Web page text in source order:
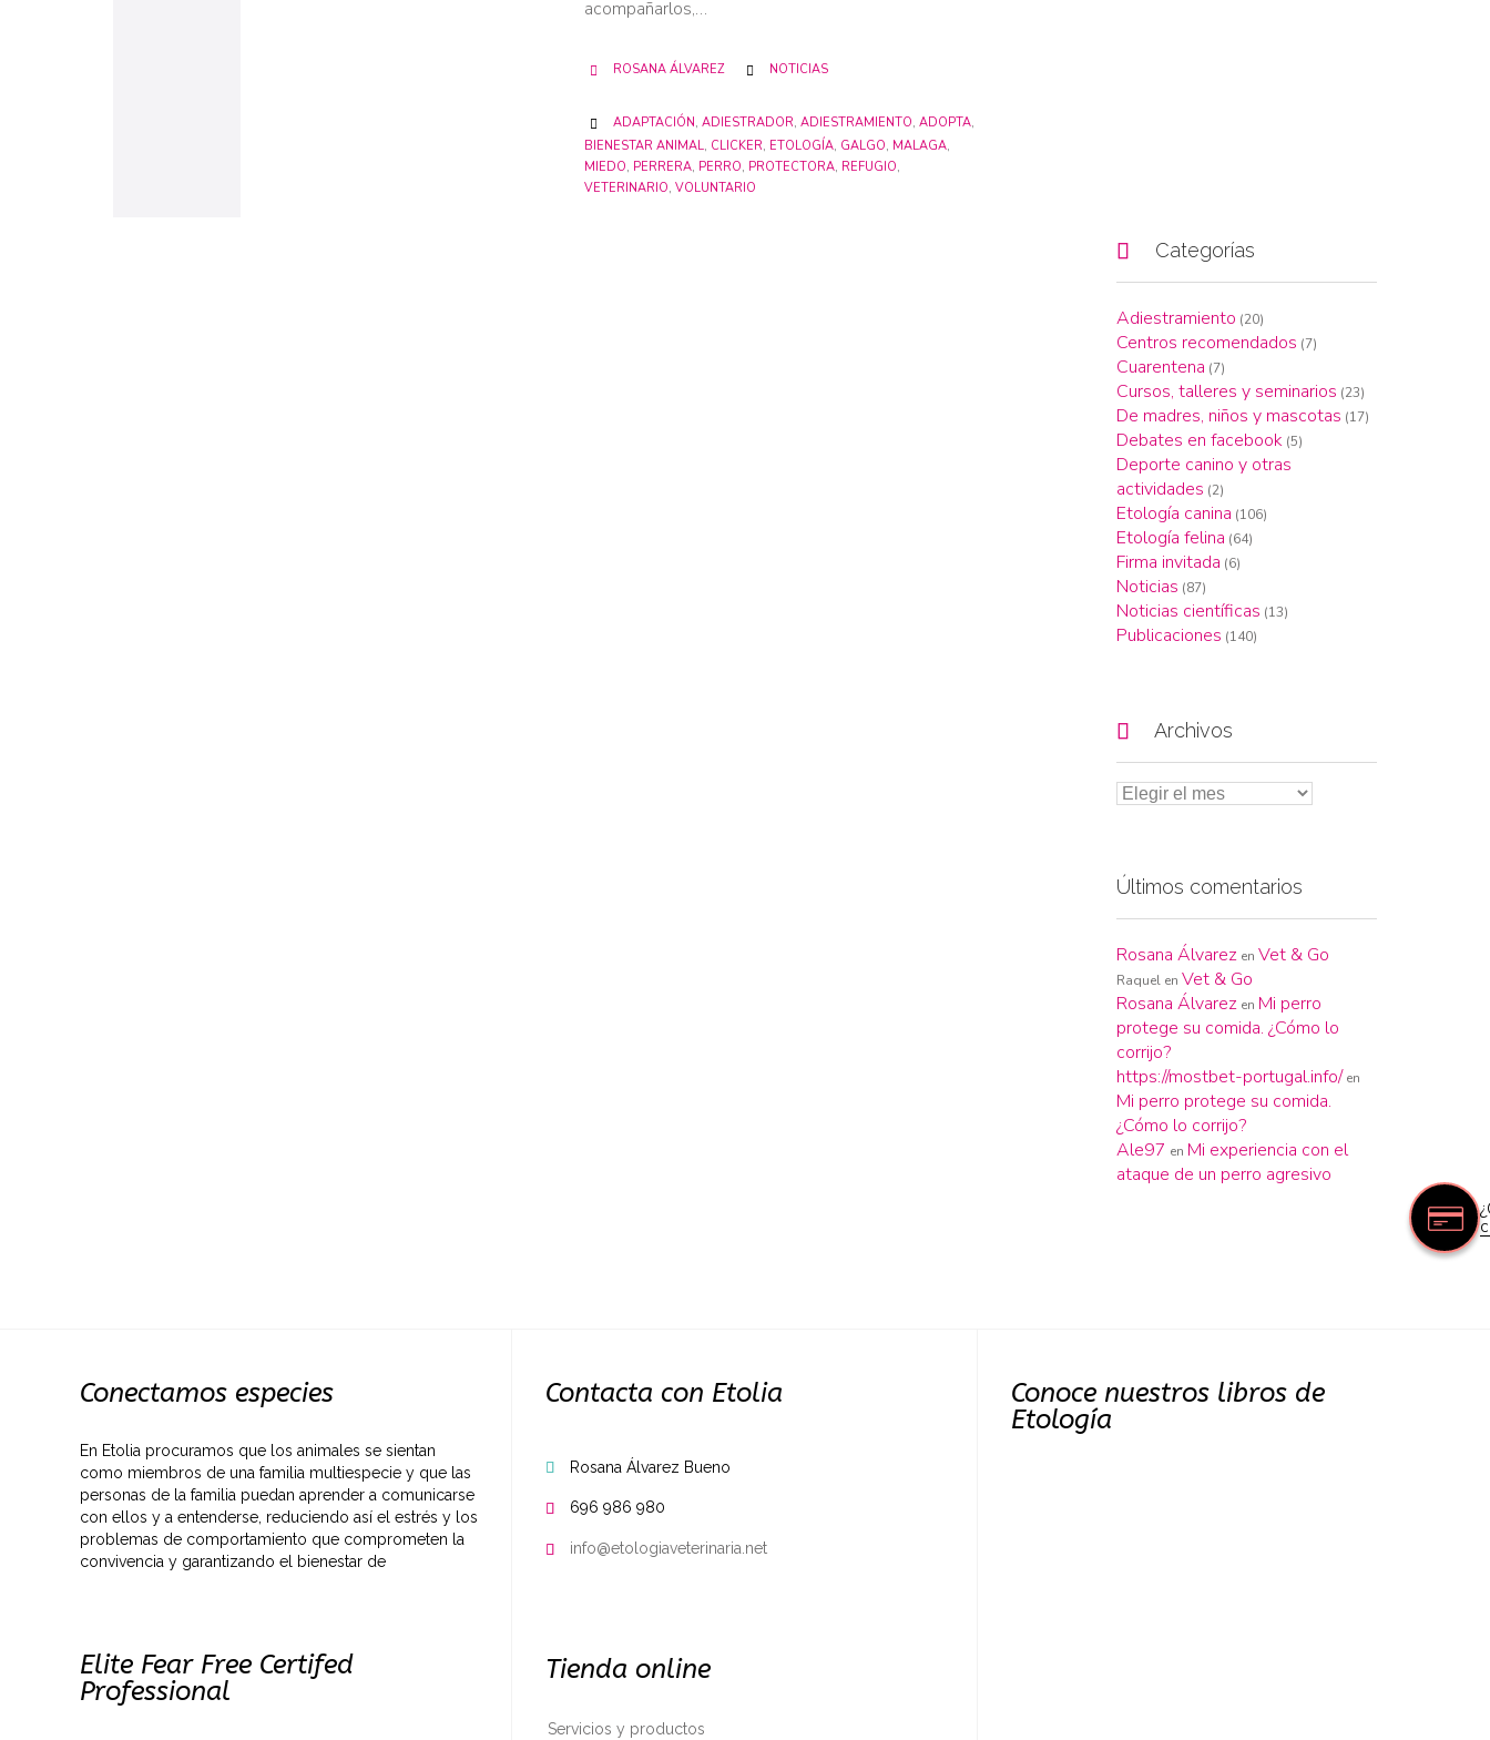
acompañarlos,…
 ROSANA ÁLVAREZ  CATEGORY
NOTICIAS
 CATEGORY
ADAPTACIÓN, ADIESTRADOR, ADIESTRAMIENTO, ADOPTA,
BIENESTAR ANIMAL, CLICKER, ETOLOGÍA, GALGO, MALAGA,
MIEDO, PERRERA, PERRO, PROTECTORA, REFUGIO,
VETERINARIO, VOLUNTARIO
 Categorías
Adiestramiento (20)
Centros recomendados (7)
Cuarentena (7)
Cursos, talleres y seminarios (23)
De madres, niños y mascotas (17)
Debates en facebook (5)
Deporte canino y otras
actividades (2)
Etología canina (106)
Etología felina (64)
Firma invitada (6)
Noticias (87)
Noticias científicas (13)
Publicaciones (140)
 Archivos
Últimos comentarios
Rosana Álvarez en Vet & Go
Raquel en Vet & Go
Rosana Álvarez en Mi perro
protege su comida. ¿Cómo lo
corrijo?
https://mostbet-portugal.info/ en
Mi perro protege su comida.
¿Cómo lo corrijo?
Ale97 en Mi experiencia con el
ataque de un perro agresivo
Conectamos especies
En Etolia procuramos que los animales se sientan
como miembros de una familia multiespecie y que las
personas de la familia puedan aprender a comunicarse
con ellos y a entenderse, reduciendo así el estrés y los
problemas de comportamiento que comprometen la
convivencia y garantizando el bienestar de
Elite Fear Free Certifed
Professional
Contacta con Etolia
 Rosana Álvarez Bueno
 696 986 980
 info@etologiaveterinaria.net
Tienda online
Servicios y productos
Conoce nuestros libros de
Etología